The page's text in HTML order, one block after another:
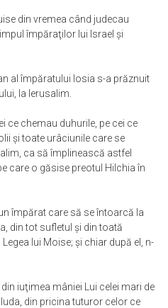
din vremea când judecau
împăraţilor lui Israel şi
al împăratului Iosia s-a prăznuit
la Ierusalim.
ce chemau duhurile, pe cei ce
şi toate urâciunile care se
ca să împlinească astfel
care o găsise preotul Hilchia în
împărat care să se întoarcă la
din tot sufletul şi din toată
lui Moise; şi chiar după el, n-
iuţimea mâniei Lui celei mari de
din pricina tuturor celor ce